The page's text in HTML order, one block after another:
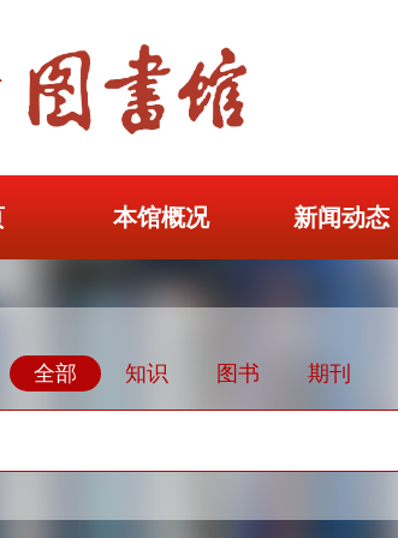
本馆概况 新闻动态
全部 知识 图书 期刊